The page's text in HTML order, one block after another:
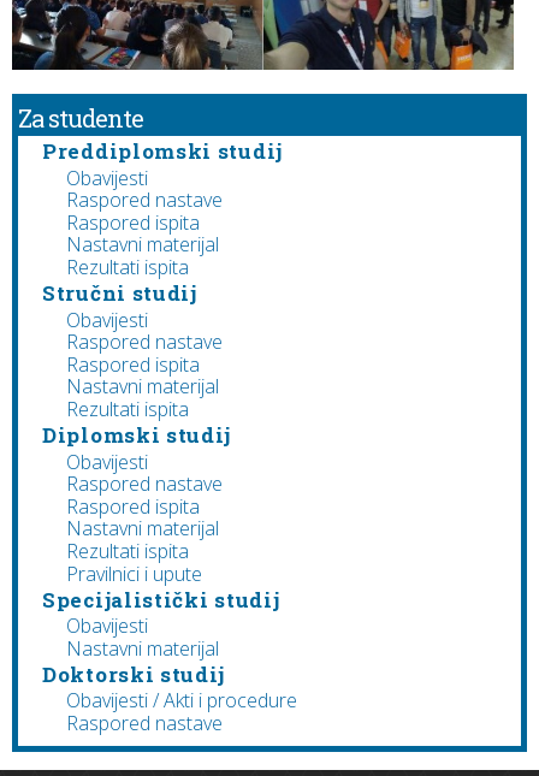
Za studente
Preddiplomski studij
Obavijesti
Raspored nastave
Raspored ispita
Nastavni materijal
Rezultati ispita
Stručni studij
Obavijesti
Raspored nastave
Raspored ispita
Nastavni materijal
Rezultati ispita
Diplomski studij
Obavijesti
Raspored nastave
Raspored ispita
Nastavni materijal
Rezultati ispita
Pravilnici i upute
Specijalistički studij
Obavijesti
Nastavni materijal
Doktorski studij
Obavijesti / Akti i procedure
Raspored nastave